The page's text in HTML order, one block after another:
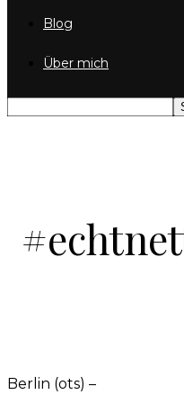
Blog
Über mich
Berlin (ots) –